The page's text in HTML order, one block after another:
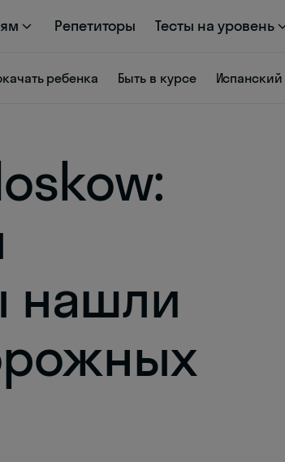
Репетиторы Тесты на уровень
ребенка Быть в курсе Испанский
нашли